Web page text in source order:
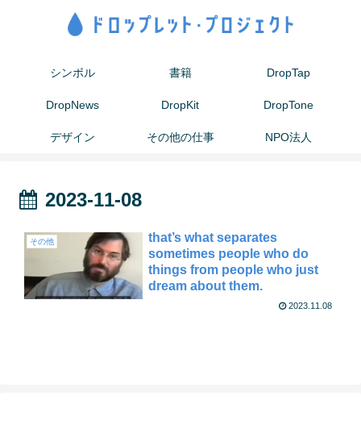
シンボル 書籍 DropTap
DropNews DropKit DropTone
デザイン その他の仕事 NPO法人
2023-11-08
その他
that’s what separates
sometimes people who do
things from people who just
dream about them.
2023.11.08